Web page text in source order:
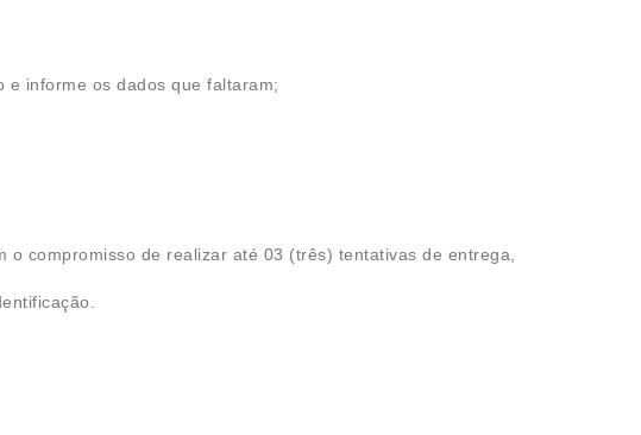
e informe os dados que faltaram;
compromisso de realizar até 03 (três) tentativas de entrega,